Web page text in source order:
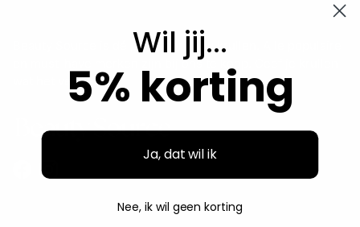
Beauty Source is dé plek voor jouw krullen. Alle populaire
en must-have merken zijn bij ons te koop. Geef je krullen
wat het verdient!
Facebook
Instagram
Wil jij...
5% korting
Ja, dat wil ik
Nee, ik wil geen korting